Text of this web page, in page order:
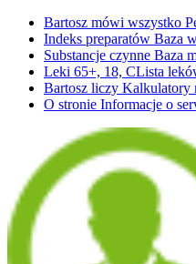
Bartosz mówi wszystko
Indeks preparatów Baza
Substancje czynne Baza
Leki 65+, 18, CLista
Bartosz liczy Kalkulatory
O stronie Informacje o